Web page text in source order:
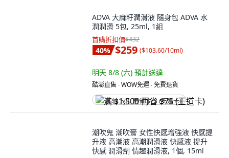
ADVA 大麻籽潤滑液 隨身包 ADVA 水
潤潤滑 5包, 25ml, 1組
首購折扣價$432
40% $259 ($103.60/10ml)
明天 8/8 (六) 預計送達
酷澎直售 ∙ WOW免運 ∙ 免費退貨
满 $1,500 再省 $75 (王道卡)
潮吹鬼 潮吹膏 女性快感增強液 快感提
升液 高潮液 高潮潤滑液 快感液 提升
快感 潤滑劑 情趣潤滑液, 1個, 15ml